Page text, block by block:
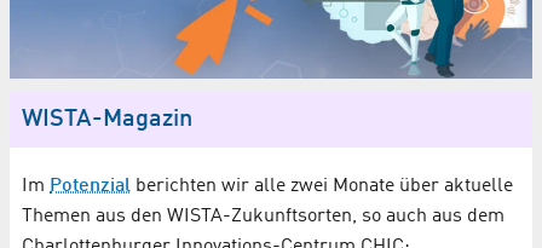
WISTA-Magazin
Im Potenzial berichten wir alle zwei Monate über aktuelle
Themen aus den WISTA-Zukunftsorten, so auch aus dem